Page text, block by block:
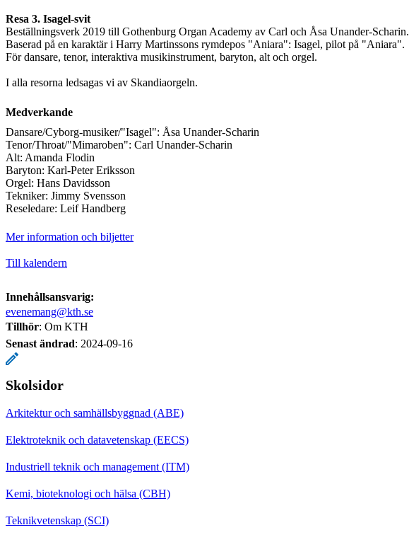
Resa 3. Isagel-svit
Beställningsverk 2019 till Gothenburg Organ Academy av Carl och Åsa Unander-Scharin.
Baserad på en karaktär i Harry Martinssons rymdepos "Aniara": Isagel, pilot på "Aniara".
För dansare, tenor, interaktiva musikinstrument, baryton, alt och orgel.
I alla resorna ledsagas vi av Skandiaorgeln.
Medverkande
Dansare/Cyborg-musiker/"Isagel": Åsa Unander-Scharin
Tenor/Throat/"Mimaroben": Carl Unander-Scharin
Alt: Amanda Flodin
Baryton: Karl-Peter Eriksson
Orgel: Hans Davidsson
Tekniker: Jimmy Svensson
Reseledare: Leif Handberg
Mer information och biljetter
Till kalendern
Innehållsansvarig:
evenemang@kth.se
Tillhör: Om KTH
Senast ändrad: 2024-09-16
Skolsidor
Arkitektur och samhällsbyggnad (ABE)
Elektroteknik och datavetenskap (EECS)
Industriell teknik och management (ITM)
Kemi, bioteknologi och hälsa (CBH)
Teknikvetenskap (SCI)